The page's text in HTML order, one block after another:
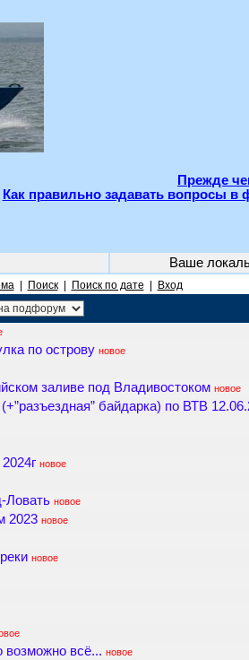
Прежде
Как правильно задавать вопросы в
Ваше
| Поиск| Поиск по дате Вход
по острову новое
заливе под Владивостоком новое
байдарка) по ВТВ
новое
Ловать новое
2023 новое
новое
всё... новое